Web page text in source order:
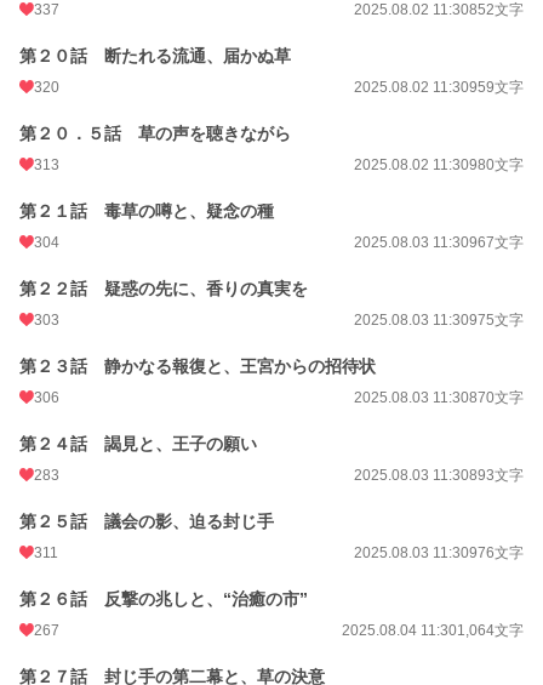
337 2025.08.02 11:30852文字
第２０話 断たれる流通、届かぬ草
320 2025.08.02 11:30959文字
第２０．５話 草の声を聴きながら
313 2025.08.02 11:30980文字
第２１話 毒草の噂と、疑念の種
304 2025.08.03 11:30967文字
第２２話 疑惑の先に、香りの真実を
303 2025.08.03 11:30975文字
第２３話 静かなる報復と、王宮からの招待状
306 2025.08.03 11:30870文字
第２４話 謁見と、王子の願い
283 2025.08.03 11:30893文字
第２５話 議会の影、迫る封じ手
311 2025.08.03 11:30976文字
第２６話 反撃の兆しと、“治癒の市”
267 2025.08.04 11:301,064文字
第２７話 封じ手の第二幕と、草の決意